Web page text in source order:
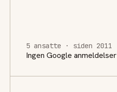
5 ansatte · siden 2011
Ingen Google anmeldelser